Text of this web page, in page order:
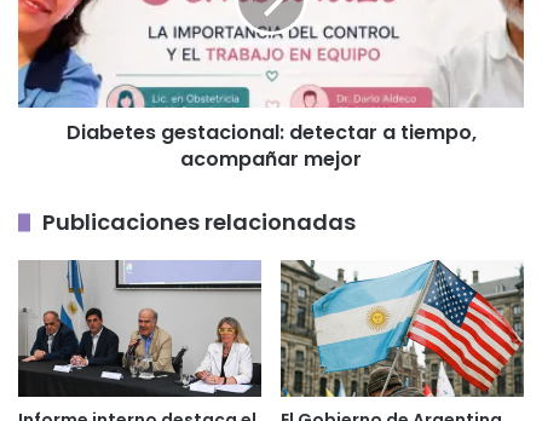
acompañar
mejor
Diabetes gestacional: detectar a tiempo,
acompañar mejor
Publicaciones relacionadas